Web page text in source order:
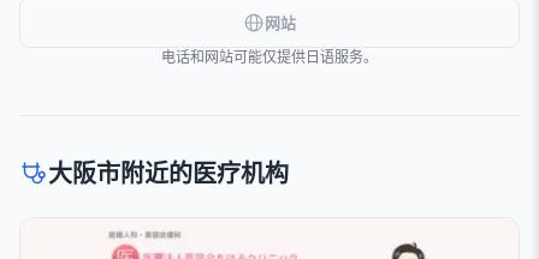
网站
电话和网站可能仅提供日语服务。
大阪市附近的医疗机构